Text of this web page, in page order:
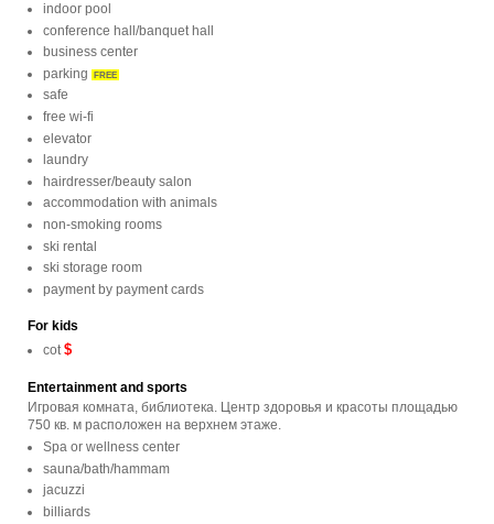
indoor pool
conference hall/banquet hall
business center
parking FREE
safe
free wi-fi
elevator
laundry
hairdresser/beauty salon
accommodation with animals
non-smoking rooms
ski rental
ski storage room
payment by payment cards
For kids
cot$
Entertainment and sports
Игровая комната, библиотека. Центр здоровья и красоты площадью
750 кв. м расположен на верхнем этаже.
Spa or wellness center
sauna/bath/hammam
jacuzzi
billiards